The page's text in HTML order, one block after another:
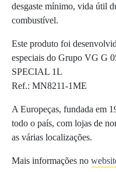
desgaste mínimo, vida útil
combustível.
Este produto foi
especiais do Grupo VG G
SPECIAL 1L
Ref.: MN8211-1ME
A Europeças, fundada em
todo o país, com lojas de
as várias localizações.
Mais informações no